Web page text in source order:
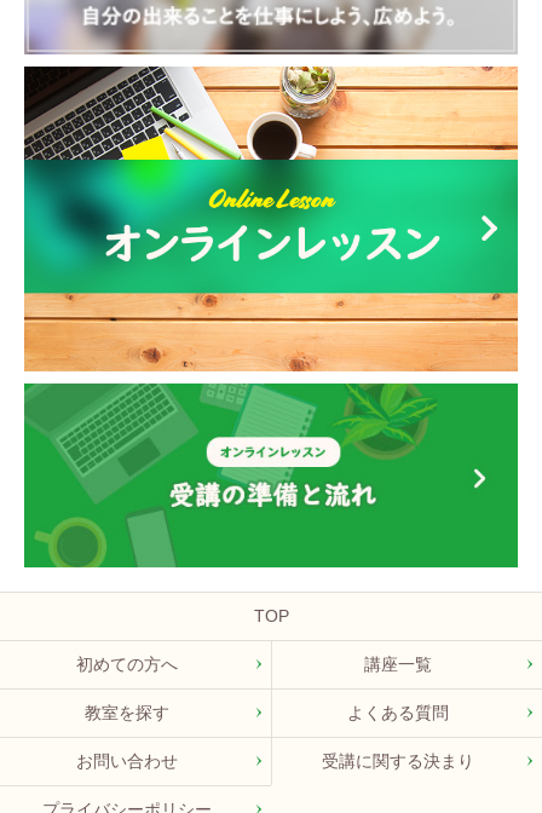
TOP
初めての方へ 講座一覧
教室を探す よくある質問
お問い合わせ 受講に関する決まり